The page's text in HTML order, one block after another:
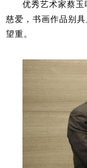
优秀艺术家蔡
慈爱，书画作品别
望重。